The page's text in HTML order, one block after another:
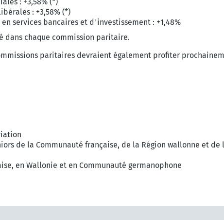
: +3,58% (*)
: +3,58% (*)
services bancaires et d'investissement : +1,48%
dans chaque commission paritaire.
paritaires devraient également profiter
de la Communauté française, de la Région wallonne et de
en Wallonie et en Communauté germanophone